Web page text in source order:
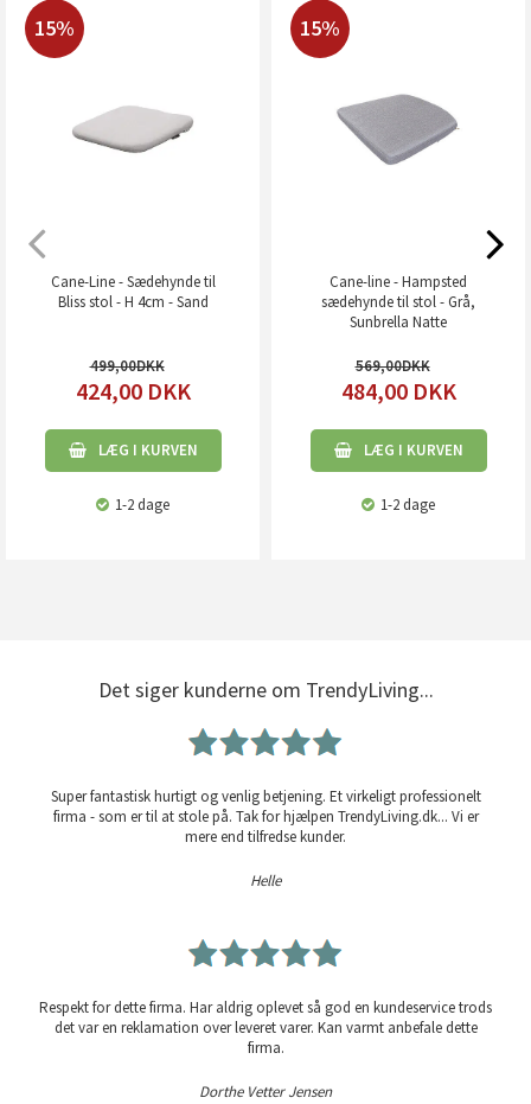
15%
Cane-Line - Sædehynde til
Bliss stol - H 4cm - Sand
499,00
424,00 DKK
LÆG I KURVEN
1-2 dage
15%
Cane-line - Hampsted
sædehynde til stol - Grå,
Sunbrella Natte
569,00
484,00 DKK
LÆG I KURVEN
1-2 dage
Det siger kunderne om TrendyLiving...
Super fantastisk hurtigt og venlig betjening. Et virkeligt professionelt
firma - som er til at stole på. Tak for hjælpen TrendyLiving.dk... Vi er
mere end tilfredse kunder.
Helle
Respekt for dette firma. Har aldrig oplevet så god en kundeservice trods
det var en reklamation over leveret varer. Kan varmt anbefale dette
firma.
Dorthe Vetter Jensen